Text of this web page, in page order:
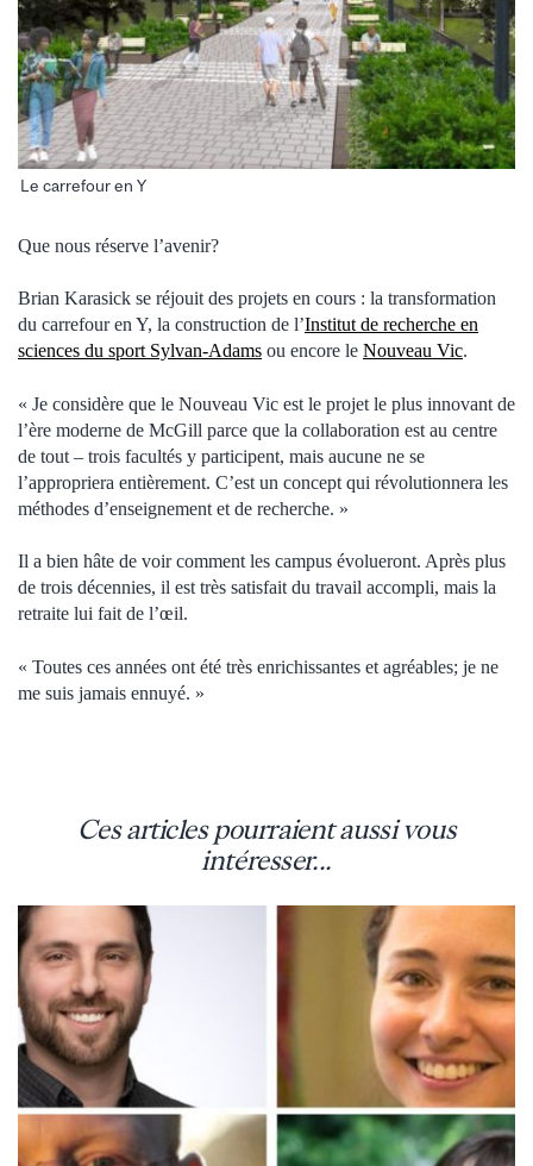
Le carrefour en Y
Que nous réserve l’avenir?
Brian Karasick se réjouit des projets en cours : la transformation
du carrefour en Y, la construction de l’Institut de recherche en
sciences du sport Sylvan-Adams ou encore le Nouveau Vic.
« Je considère que le Nouveau Vic est le projet le plus innovant de
l’ère moderne de McGill parce que la collaboration est au centre
de tout – trois facultés y participent, mais aucune ne se
l’appropriera entièrement. C’est un concept qui révolutionnera les
méthodes d’enseignement et de recherche. »
Il a bien hâte de voir comment les campus évolueront. Après plus
de trois décennies, il est très satisfait du travail accompli, mais la
retraite lui fait de l’œil.
« Toutes ces années ont été très enrichissantes et agréables; je ne
me suis jamais ennuyé. »
Ces articles pourraient aussi vous
intéresser...